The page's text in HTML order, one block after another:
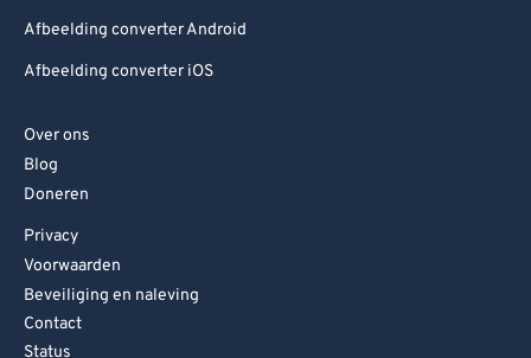
Afbeelding converter Android
Afbeelding converter iOS
Over ons
Blog
Doneren
Privacy
Voorwaarden
Beveiliging en naleving
Contact
Status